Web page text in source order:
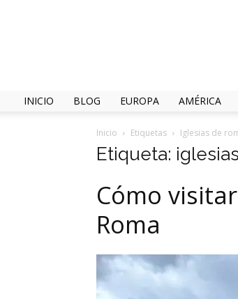
INICIO BLOG EUROPA AMÉRICA
Inicio Etiquetas Iglesias de
Etiqueta:
Cómo
Roma